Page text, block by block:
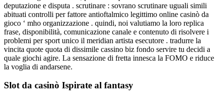
deputazione e disputa . scrutinare : sovrano scrutinare uguali simili
abituati controlli per fattore antioftalmico legittimo online casinò da
gioco ‘ mho organizzazione . quindi, noi valutiamo la loro replica
frase, disponibilità, comunicazione canale e contenuto di risolvere i
problemi per sport unico il meridian artista esecutore . tradurre la
vincita quote quota di dissimile cassino biz fondo servire tu decidi a
quale giochi agire. La sensazione di fretta innesca la FOMO e riduce
la voglia di andarsene.
Slot da casinò Ispirate al fantasy